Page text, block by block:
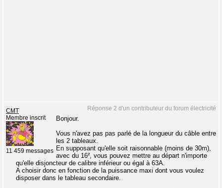
Réponse 2 d'un contributeur du forum électricité
CMT
Membre inscrit
11 459 messages
Bonjour.
Vous n'avez pas pas parlé de la longueur du câble entre
les 2 tableaux.
En supposant qu'elle soit raisonnable (moins de 30m),
avec du 16², vous pouvez mettre au départ n'importe
qu'elle disjoncteur de calibre inférieur ou égal à 63A.
A choisir donc en fonction de la puissance maxi dont vous voulez
disposer dans le tableau secondaire.